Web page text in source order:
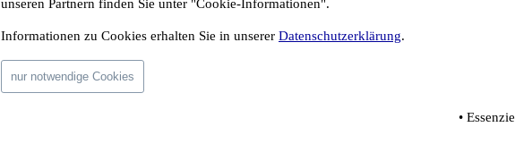
Informationen zu Cookies erhalten Sie in unserer Datenschutzerklärung.
nur notwendige Cookies
•